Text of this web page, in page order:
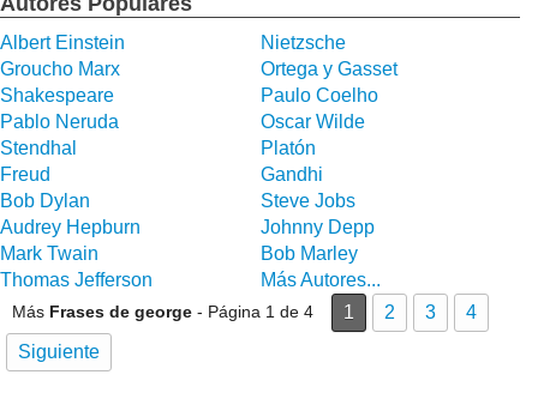
Albert Einstein
Nietzsche
Groucho Marx
Ortega y Gasset
Shakespeare
Paulo Coelho
Pablo Neruda
Oscar Wilde
Stendhal
Platón
Freud
Gandhi
Bob Dylan
Steve Jobs
Audrey Hepburn
Johnny Depp
Mark Twain
Bob Marley
Thomas Jefferson
Más Autores...
Más Frases de george - Página 1 de 4 1 2 3
4
Siguiente